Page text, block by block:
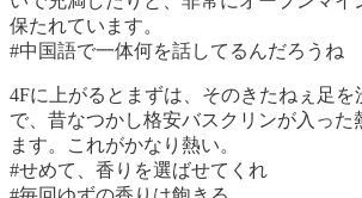
保たれています。
#中国語で一体何を話してるんだろうね
4Fに上がるとまずは、そのきたねぇ足を
で、昔なつかし格安バスクリンが入った
ます。これがかなり熱い。
#せめて、香りを選ばせてくれ